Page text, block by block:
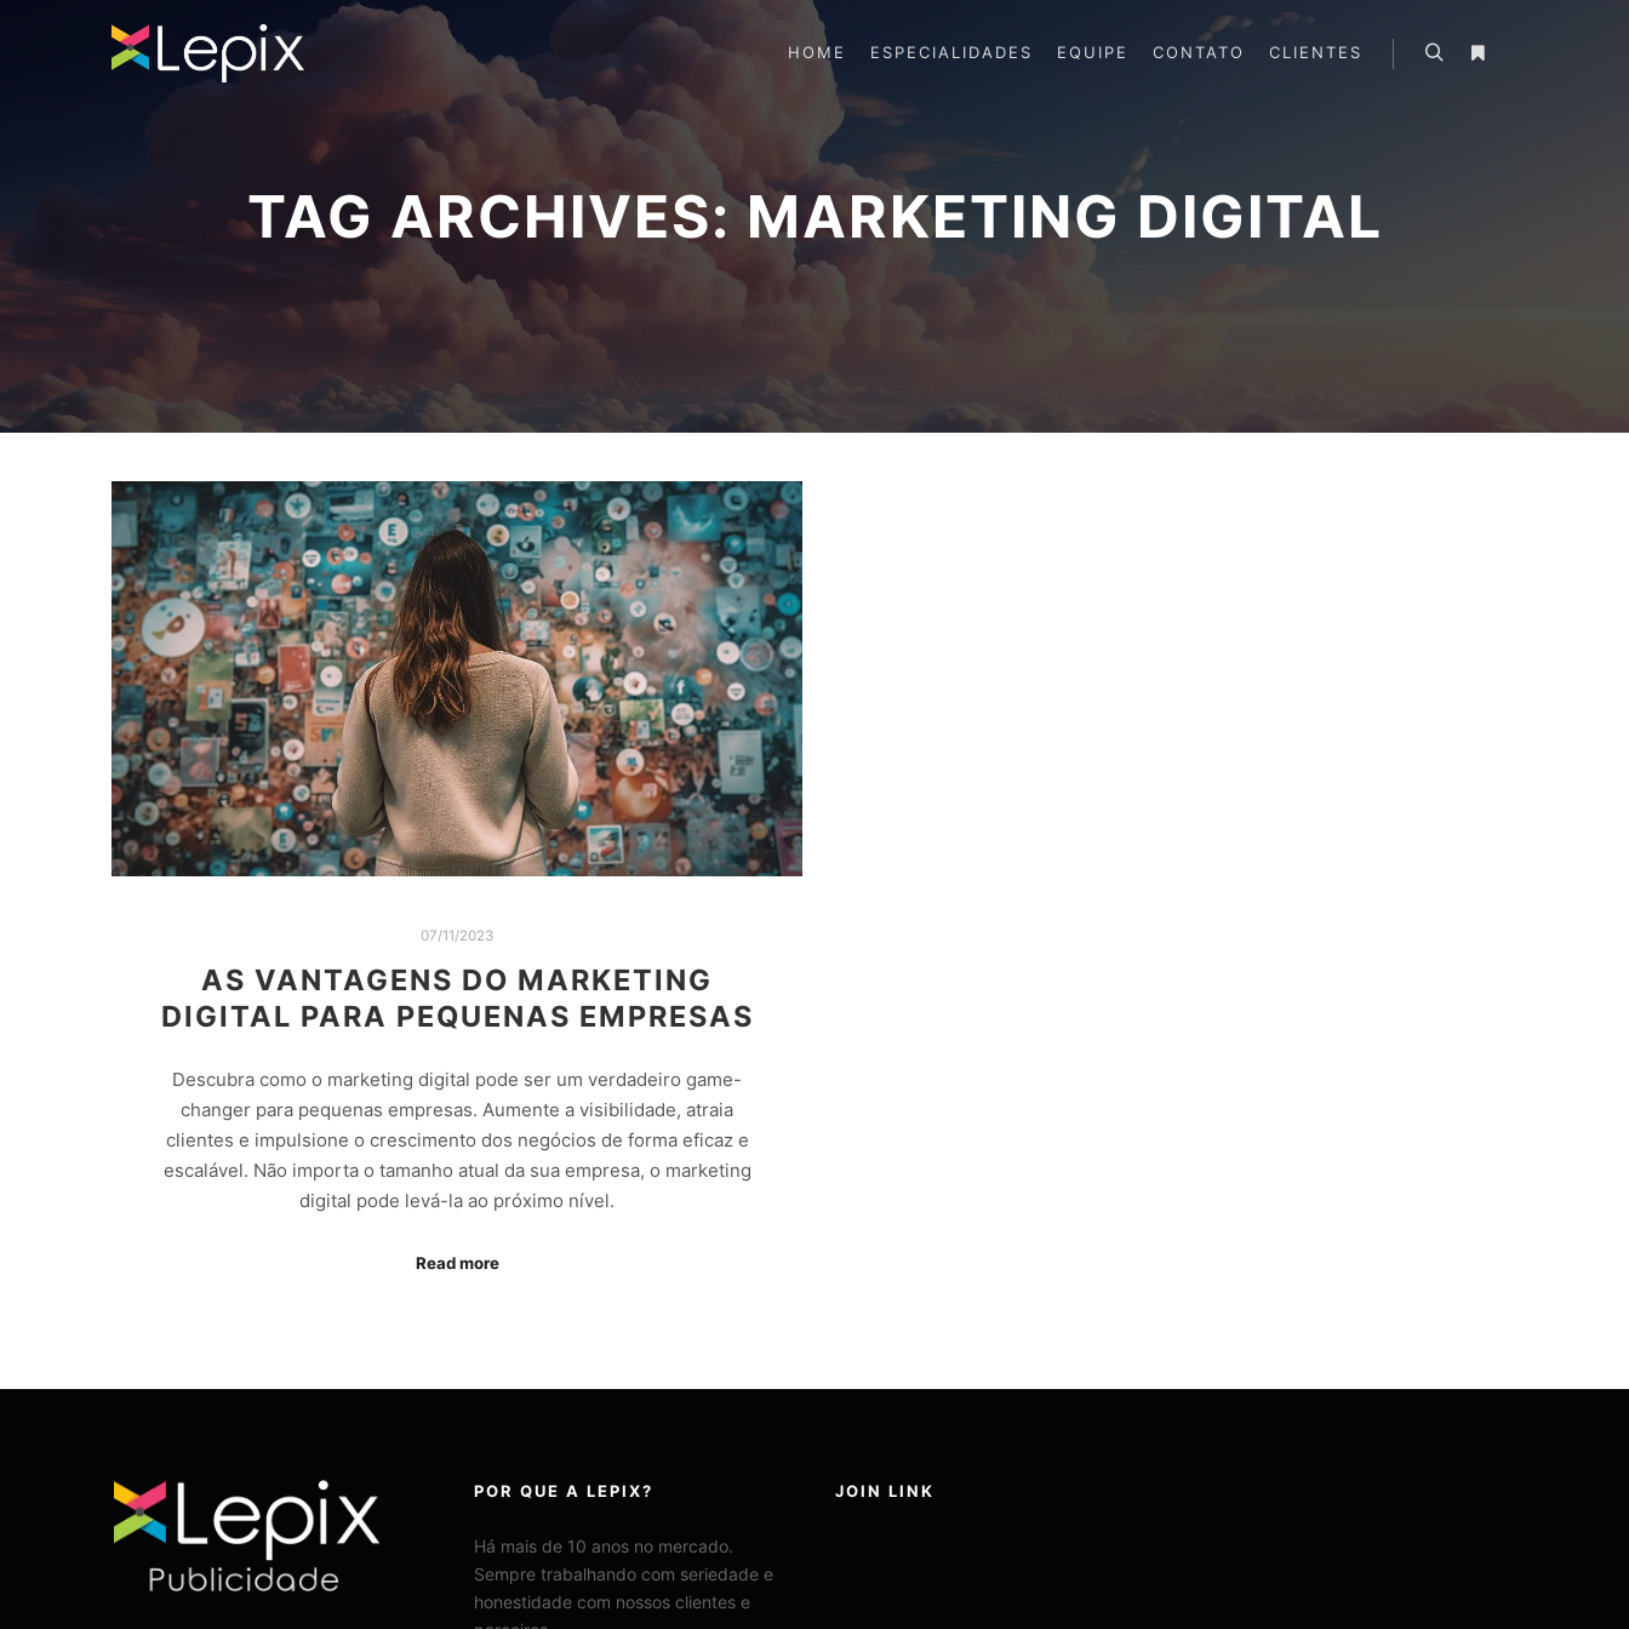
HOME ESPECIALIDADES EQUIPE CONTATO CLIENTES
TAG ARCHIVES:MARKETING DIGITAL
07/11/2023
AS VANTAGENS DO MARKETING
DIGITAL PARA PEQUENAS EMPRESAS
Descubra como o marketing digital pode ser um verdadeiro game-
changer para pequenas empresas. Aumente a visibilidade, atraia
clientes e impulsione o crescimento dos negócios de forma eficaz e
escalável. Não importa o tamanho atual da sua empresa, o marketing
digital pode levá-la ao próximo nível.
Read more
POR QUE A LEPIX?
Há mais de 10 anos no mercado.
Sempre trabalhando com seriedade e
honestidade com nossos clientes e
JOIN LINK